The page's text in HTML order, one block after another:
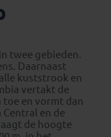
twee gebieden.
Daarnaast
kuststrook en
vertakt de
toe en vormt dan
en de
de hoogte